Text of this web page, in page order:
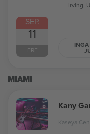
SEP.
11
FRE
Irving,
MIAMI
Kany
Kaseya